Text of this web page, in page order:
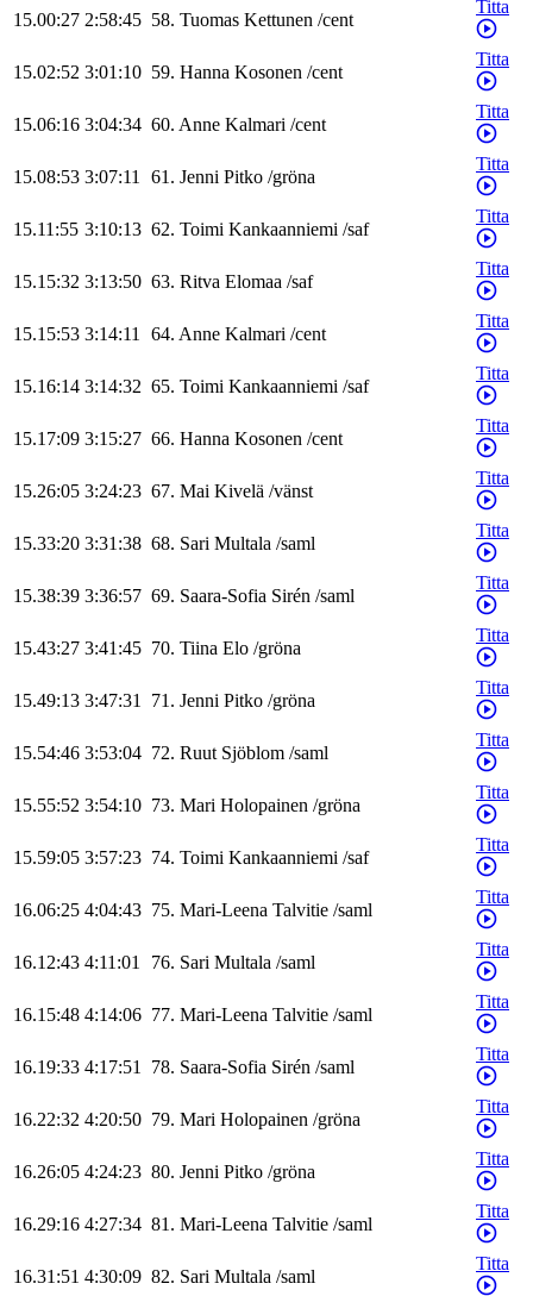
15.00:27 2:58:45 58. Tuomas Kettunen /cent
Titta
15.02:52 3:01:10 59. Hanna Kosonen /cent
Titta
15.06:16 3:04:34 60. Anne Kalmari /cent
Titta
15.08:53 3:07:11 61. Jenni Pitko /gröna
Titta
15.11:55 3:10:13 62. Toimi Kankaanniemi /saf
Titta
15.15:32 3:13:50 63. Ritva Elomaa /saf
Titta
15.15:53 3:14:11 64. Anne Kalmari /cent
Titta
15.16:14 3:14:32 65. Toimi Kankaanniemi /saf
Titta
15.17:09 3:15:27 66. Hanna Kosonen /cent
Titta
15.26:05 3:24:23 67. Mai Kivelä /vänst
Titta
15.33:20 3:31:38 68. Sari Multala /saml
Titta
15.38:39 3:36:57 69. Saara-Sofia Sirén /saml
Titta
15.43:27 3:41:45 70. Tiina Elo /gröna
Titta
15.49:13 3:47:31 71. Jenni Pitko /gröna
Titta
15.54:46 3:53:04 72. Ruut Sjöblom /saml
Titta
15.55:52 3:54:10 73. Mari Holopainen /gröna
Titta
15.59:05 3:57:23 74. Toimi Kankaanniemi /saf
Titta
16.06:25 4:04:43 75. Mari-Leena Talvitie /saml
Titta
16.12:43 4:11:01 76. Sari Multala /saml
Titta
16.15:48 4:14:06 77. Mari-Leena Talvitie /saml
Titta
16.19:33 4:17:51 78. Saara-Sofia Sirén /saml
Titta
16.22:32 4:20:50 79. Mari Holopainen /gröna
Titta
16.26:05 4:24:23 80. Jenni Pitko /gröna
Titta
16.29:16 4:27:34 81. Mari-Leena Talvitie /saml
Titta
16.31:51 4:30:09 82. Sari Multala /saml
Titta